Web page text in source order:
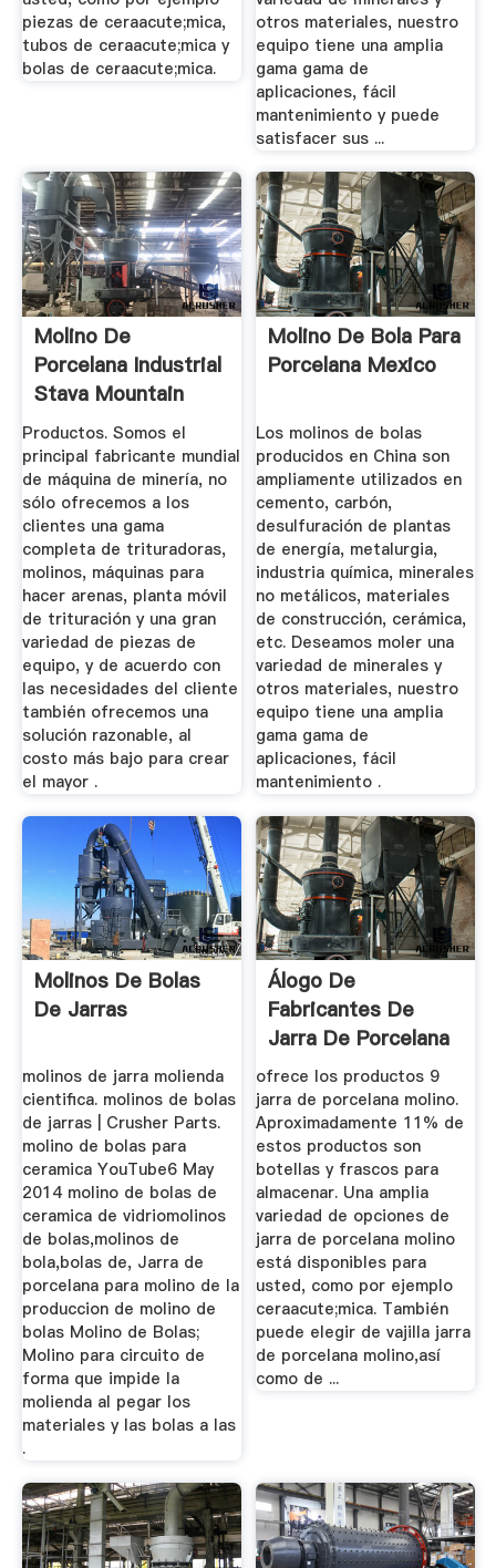
piezas de ceraacute;mica,
tubos de ceraacute;mica y
bolas de ceraacute;mica.
otros materiales, nuestro
equipo tiene una amplia
gama gama de
aplicaciones, fácil
mantenimiento y puede
satisfacer sus ...
Molino De
Porcelana Industrial
Stava Mountain
Race
Productos. Somos el
principal fabricante mundial
de máquina de minería, no
sólo ofrecemos a los
clientes una gama
completa de trituradoras,
molinos, máquinas para
hacer arenas, planta móvil
de trituración y una gran
variedad de piezas de
equipo, y de acuerdo con
las necesidades del cliente
también ofrecemos una
solución razonable, al
costo más bajo para crear
el mayor .
Molino De Bola Para
Porcelana Mexico
Los molinos de bolas
producidos en China son
ampliamente utilizados en
cemento, carbón,
desulfuración de plantas
de energía, metalurgia,
industria química, minerales
no metálicos, materiales
de construcción, cerámica,
etc. Deseamos moler una
variedad de minerales y
otros materiales, nuestro
equipo tiene una amplia
gama gama de
aplicaciones, fácil
mantenimiento .
Molinos De Bolas
De Jarras
molinos de jarra molienda
cientifica. molinos de bolas
de jarras | Crusher Parts.
molino de bolas para
ceramica YouTube6 May
2014 molino de bolas de
ceramica de vidriomolinos
de bolas,molinos de
bola,bolas de, Jarra de
porcelana para molino de la
produccion de molino de
bolas Molino de Bolas;
Molino para circuito de
forma que impide la
molienda al pegar los
materiales y las bolas a las
.
Álogo De
Fabricantes De
Jarra De Porcelana
Molino De ...
ofrece los productos 9
jarra de porcelana molino.
Aproximadamente 11% de
estos productos son
botellas y frascos para
almacenar. Una amplia
variedad de opciones de
jarra de porcelana molino
está disponibles para
usted, como por ejemplo
ceraacute;mica. También
puede elegir de vajilla jarra
de porcelana molino,así
como de ...